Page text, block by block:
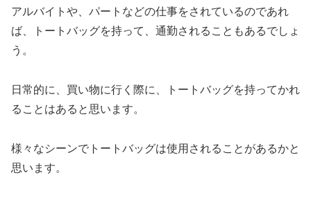
アルバイトや、パートなどの仕事をされているのであれ
ば、トートバッグを持って、通勤されることもあるでしょ
う。
日常的に、買い物に行く際に、トートバッグを持ってかれ
ることはあると思います。
様々なシーンでトートバッグは使用されることがあるかと
思います。